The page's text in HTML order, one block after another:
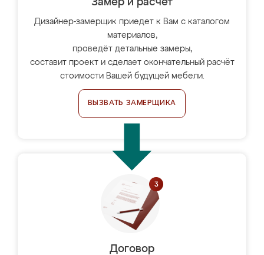
Замер и расчет
Дизайнер-замерщик приедет к Вам с каталогом
материалов,
проведёт детальные замеры,
составит проект и сделает окончательный расчёт
стоимости Вашей будущей мебели.
ВЫЗВАТЬ ЗАМЕРЩИКА
Договор